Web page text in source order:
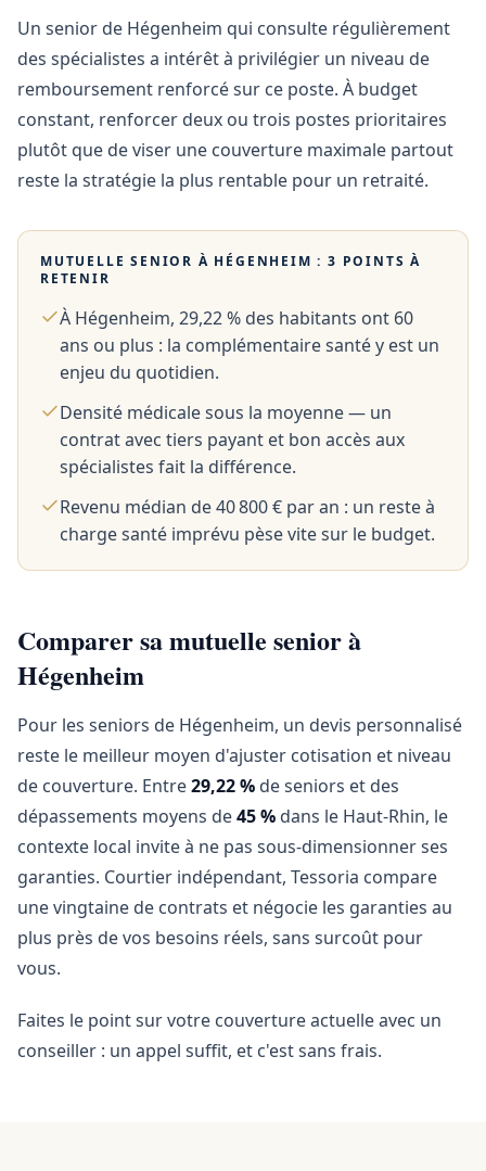
Un senior de Hégenheim qui consulte régulièrement
des spécialistes a intérêt à privilégier un niveau de
remboursement renforcé sur ce poste. À budget
constant, renforcer deux ou trois postes prioritaires
plutôt que de viser une couverture maximale partout
reste la stratégie la plus rentable pour un retraité.
MUTUELLE SENIOR À HÉGENHEIM : 3 POINTS À
RETENIR
À Hégenheim, 29,22 % des habitants ont 60
ans ou plus : la complémentaire santé y est un
enjeu du quotidien.
Densité médicale sous la moyenne — un
contrat avec tiers payant et bon accès aux
spécialistes fait la différence.
Revenu médian de 40 800 € par an : un reste à
charge santé imprévu pèse vite sur le budget.
Comparer sa mutuelle senior à
Hégenheim
Pour les seniors de Hégenheim, un devis personnalisé
reste le meilleur moyen d'ajuster cotisation et niveau
de couverture. Entre29,22 % de seniors et des
dépassements moyens de45 % dans le Haut-Rhin, le
contexte local invite à ne pas sous-dimensionner ses
garanties. Courtier indépendant, Tessoria compare
une vingtaine de contrats et négocie les garanties au
plus près de vos besoins réels, sans surcoût pour
vous.
Faites le point sur votre couverture actuelle avec un
conseiller : un appel suffit, et c'est sans frais.